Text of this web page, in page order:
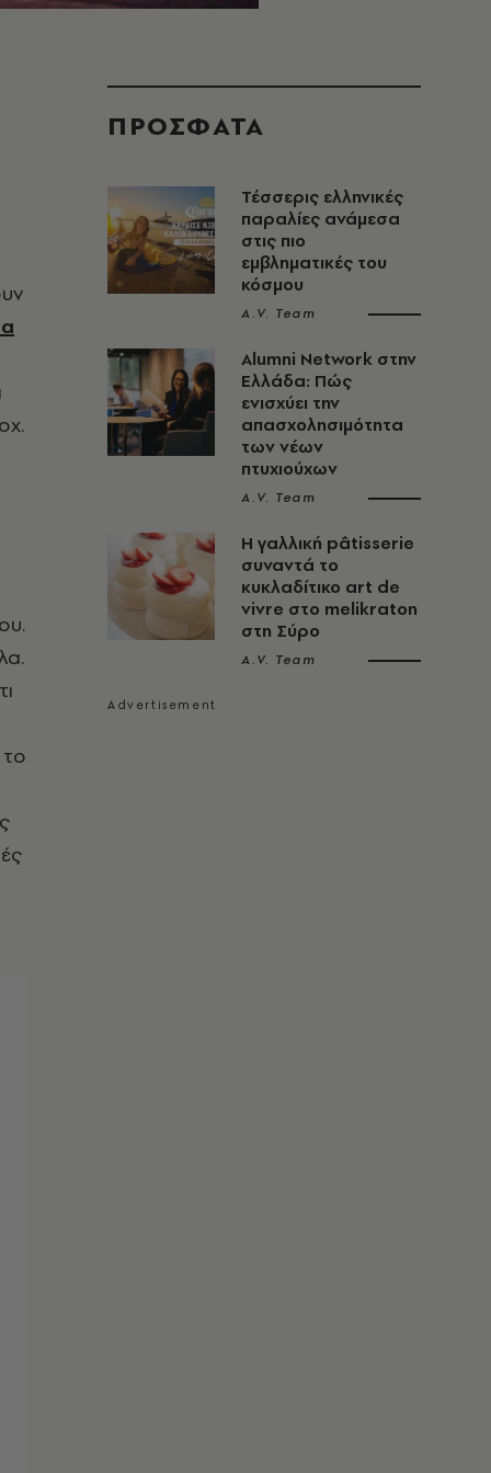
ΠΡΟΣΦΑΤΑ
Τέσσερις ελληνικές
παραλίες ανάμεσα
στις πιο
εμβληματικές του
κόσμου
A.V. Team
Alumni Network στην
Ελλάδα: Πώς
ενισχύει την
απασχολησιμότητα
των νέων
πτυχιούχων
A.V. Team
Η γαλλική pâtisserie
συναντά το
κυκλαδίτικο art de
vivre στο melikraton
στη Σύρο
A.V. Team